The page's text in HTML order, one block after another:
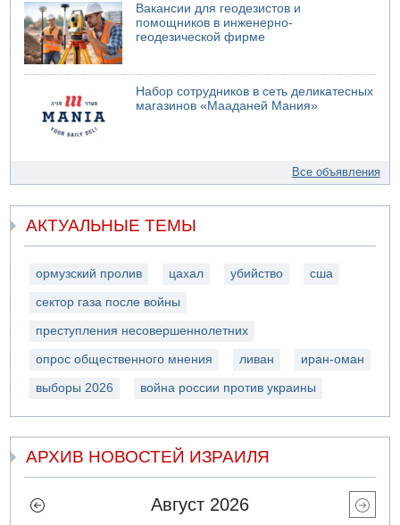
Вакансии для геодезистов и
помощников в инженерно-
геодезической фирме
Набор сотрудников в сеть деликатесных
магазинов «Мааданей Мания»
Все объявления
АКТУАЛЬНЫЕ ТЕМЫ
ормузский пролив цахал убийство сша
сектор газа после войны
преступления несовершеннолетних
опрос общественного мнения ливан иран-оман
выборы 2026 война россии против украины
АРХИВ НОВОСТЕЙ ИЗРАИЛЯ
Август 2026